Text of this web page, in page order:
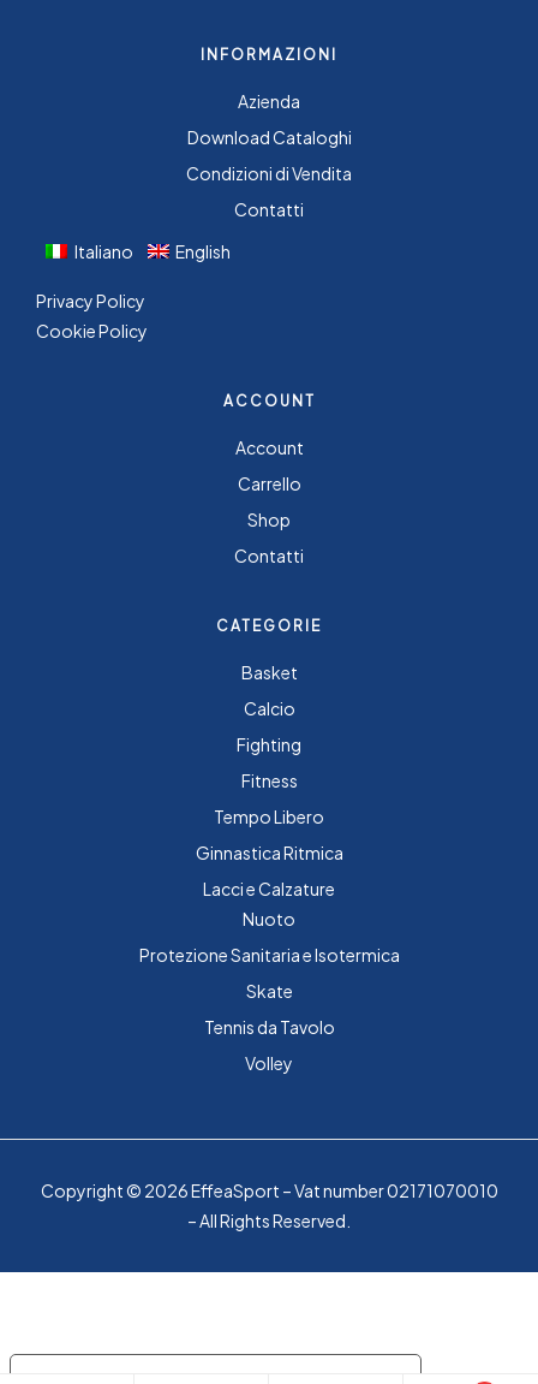
INFORMAZIONI
Azienda
Download Cataloghi
Condizioni di Vendita
Contatti
Italiano
English
Privacy Policy
Cookie Policy
ACCOUNT
Account
Carrello
Shop
Contatti
CATEGORIE
Basket
Calcio
Fighting
Fitness
Tempo Libero
Ginnastica Ritmica
Lacci e Calzature
Nuoto
Protezione Sanitaria e Isotermica
Skate
Tennis da Tavolo
Volley
Copyright © 2026 EffeaSport – Vat number 02171070010
– All Rights Reserved.